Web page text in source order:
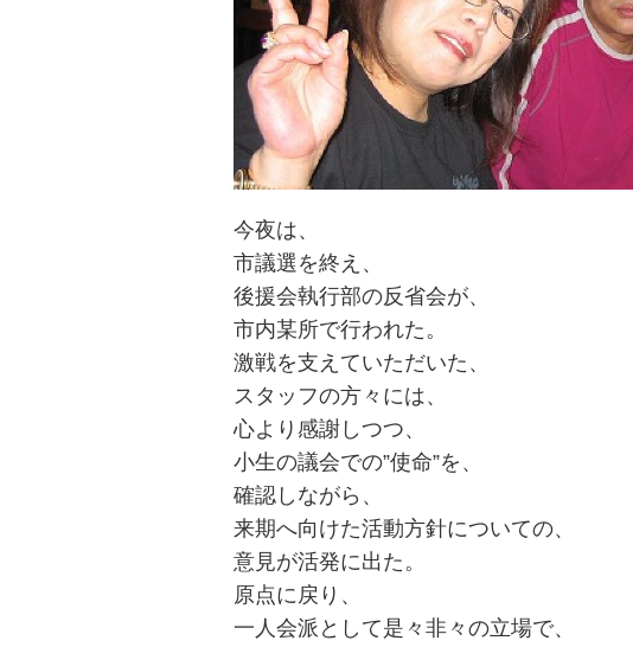
今夜は、
市議選を終え、
後援会執行部の反省会が、
市内某所で行われた。
激戦を支えていただいた、
スタッフの方々には、
心より感謝しつつ、
小生の議会での”使命”を、
確認しながら、
来期へ向けた活動方針についての、
意見が活発に出た。
原点に戻り、
一人会派として是々非々の立場で、